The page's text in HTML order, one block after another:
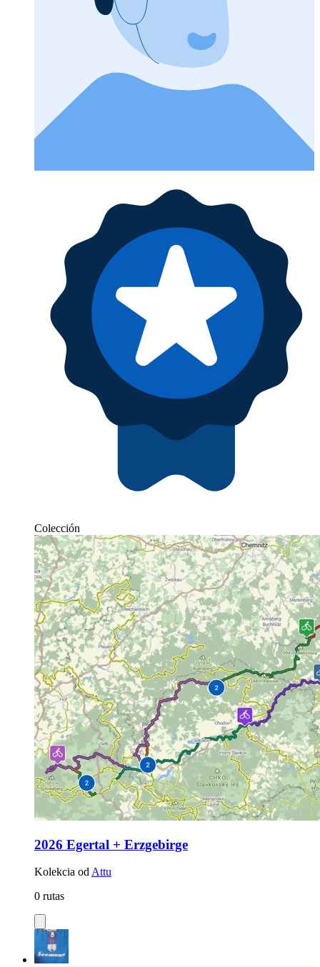
Colección
2026 Egertal + Erzgebirge
Kolekcia od Attu
0 rutas